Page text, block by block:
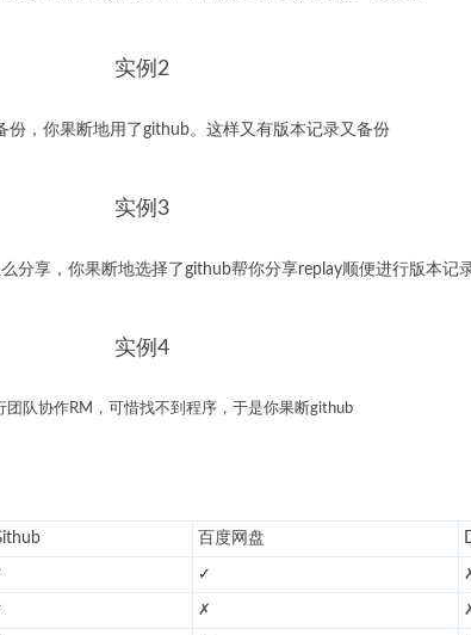
实例2
份，你果断地用了github。这样又有版本记录又备份
实例3
分享，你果断地选择了github帮你分享replay顺便进行版本记
实例4
团队协作RM，可惜找不到程序，于是你果断github
百度网盘
✓
✗